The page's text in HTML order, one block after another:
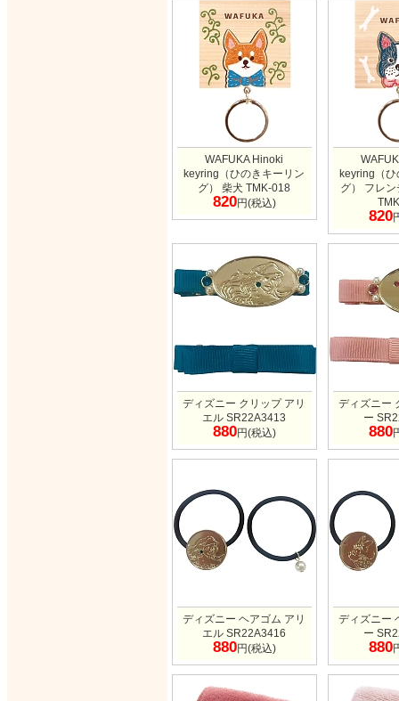
WAFUKA Hinoki
keyring（ひのきキーリン
グ） 柴犬 TMK-018
820円(税込)
keyring（
グ） フレ
820
ディズニー クリップ アリ
エル SR22A3413
880円(税込)
ディズニー
ー
880
ディズニー ヘアゴム アリ
エル SR22A3416
880円(税込)
ディズニー
ー
880